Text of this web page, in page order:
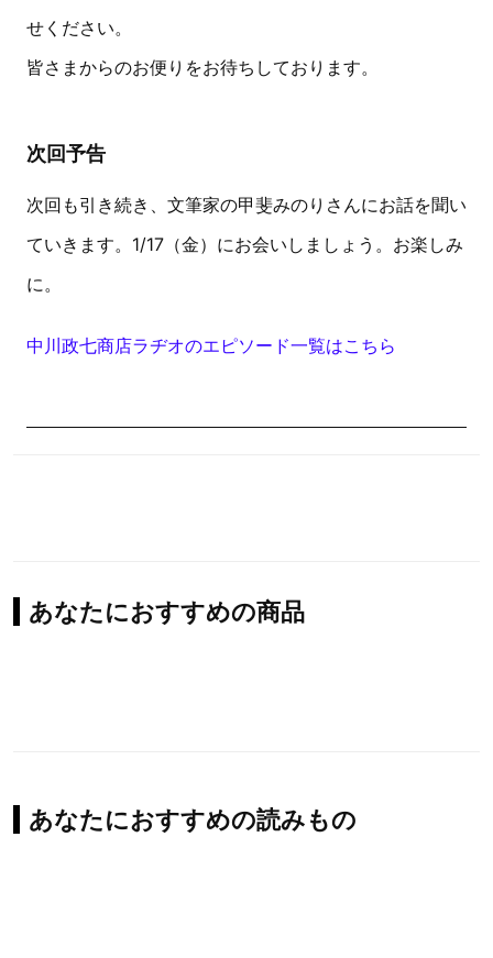
せください。
皆さまからのお便りをお待ちしております。
次回予告
次回も引き続き、文筆家の甲斐みのりさんにお話を聞い
ていきます。1/17（金）にお会いしましょう。お楽しみ
に。
中川政七商店ラヂオのエピソード一覧はこちら
あなたにおすすめの商品
あなたにおすすめの読みもの